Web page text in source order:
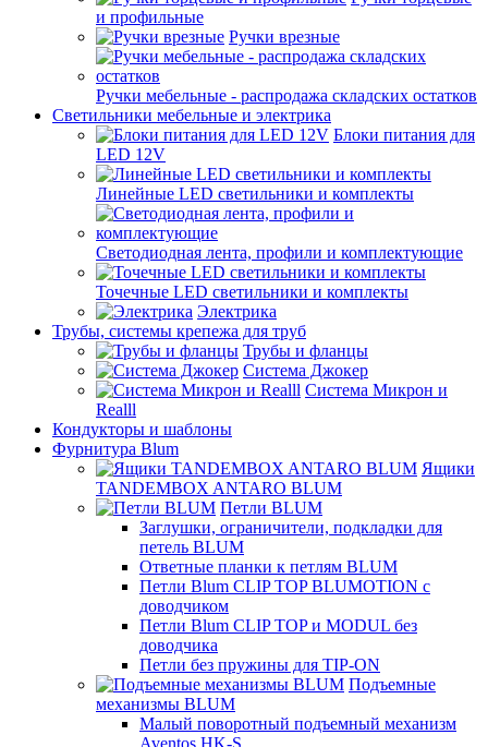
и профильные
Ручки врезные
Ручки мебельные - распродажа складских остатков
Светильники мебельные и электрика
Блоки питания для
LED 12V
Линейные LED светильники и комплекты
Светодиодная лента, профили и комплектующие
Точечные LED светильники и комплекты
Электрика
Трубы, системы крепежа для труб
Трубы и фланцы
Система Джокер
Система Микрон и
Realll
Кондукторы и шаблоны
Фурнитура Blum
Ящики
TANDEMBOX ANTARO BLUM
Петли BLUM
Заглушки, ограничители, подкладки для
петель BLUM
Ответные планки к петлям BLUM
Петли Blum CLIP TOP BLUMOTION с
доводчиком
Петли Blum CLIP TOP и MODUL без
доводчика
Петли без пружины для TIP-ON
Подъемные
механизмы BLUM
Малый поворотный подъемный механизм
Aventos HK-S